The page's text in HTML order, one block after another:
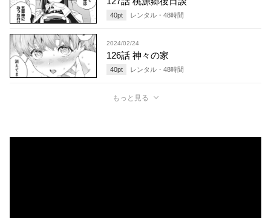
40pt レンタル・ 48時間
2024/02/24
126話 神々の家
40pt レンタル・ 48時間
もっと見る